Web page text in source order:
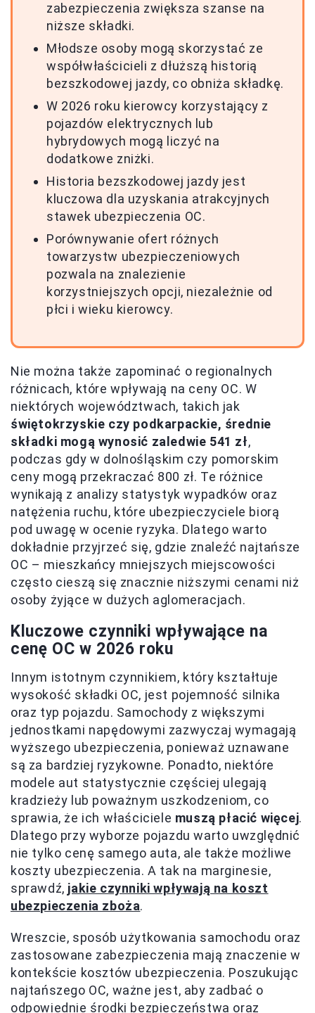
zabezpieczenia zwiększa szanse na
niższe składki.
Młodsze osoby mogą skorzystać ze
współwłaścicieli z dłuższą historią
bezszkodowej jazdy, co obniża składkę.
W 2026 roku kierowcy korzystający z
pojazdów elektrycznych lub
hybrydowych mogą liczyć na
dodatkowe zniżki.
Historia bezszkodowej jazdy jest
kluczowa dla uzyskania atrakcyjnych
stawek ubezpieczenia OC.
Porównywanie ofert różnych
towarzystw ubezpieczeniowych
pozwala na znalezienie
korzystniejszych opcji, niezależnie od
płci i wieku kierowcy.
Nie można także zapominać o regionalnych
różnicach, które wpływają na ceny OC. W
niektórych województwach, takich jak
świętokrzyskie czy podkarpackie, średnie
składki mogą wynosić zaledwie 541 zł,
podczas gdy w dolnośląskim czy pomorskim
ceny mogą przekraczać 800 zł. Te różnice
wynikają z analizy statystyk wypadków oraz
natężenia ruchu, które ubezpieczyciele biorą
pod uwagę w ocenie ryzyka. Dlatego warto
dokładnie przyjrzeć się, gdzie znaleźć najtańsze
OC – mieszkańcy mniejszych miejscowości
często cieszą się znacznie niższymi cenami niż
osoby żyjące w dużych aglomeracjach.
Kluczowe czynniki wpływające na
cenę OC w 2026 roku
Innym istotnym czynnikiem, który kształtuje
wysokość składki OC, jest pojemność silnika
oraz typ pojazdu. Samochody z większymi
jednostkami napędowymi zazwyczaj wymagają
wyższego ubezpieczenia, ponieważ uznawane
są za bardziej ryzykowne. Ponadto, niektóre
modele aut statystycznie częściej ulegają
kradzieży lub poważnym uszkodzeniom, co
sprawia, że ich właściciele muszą płacić więcej.
Dlatego przy wyborze pojazdu warto uwzględnić
nie tylko cenę samego auta, ale także możliwe
koszty ubezpieczenia. A tak na marginesie,
sprawdź, jakie czynniki wpływają na koszt
ubezpieczenia zboża.
Wreszcie, sposób użytkowania samochodu oraz
zastosowane zabezpieczenia mają znaczenie w
kontekście kosztów ubezpieczenia. Poszukując
najtańszego OC, ważne jest, aby zadbać o
odpowiednie środki bezpieczeństwa oraz